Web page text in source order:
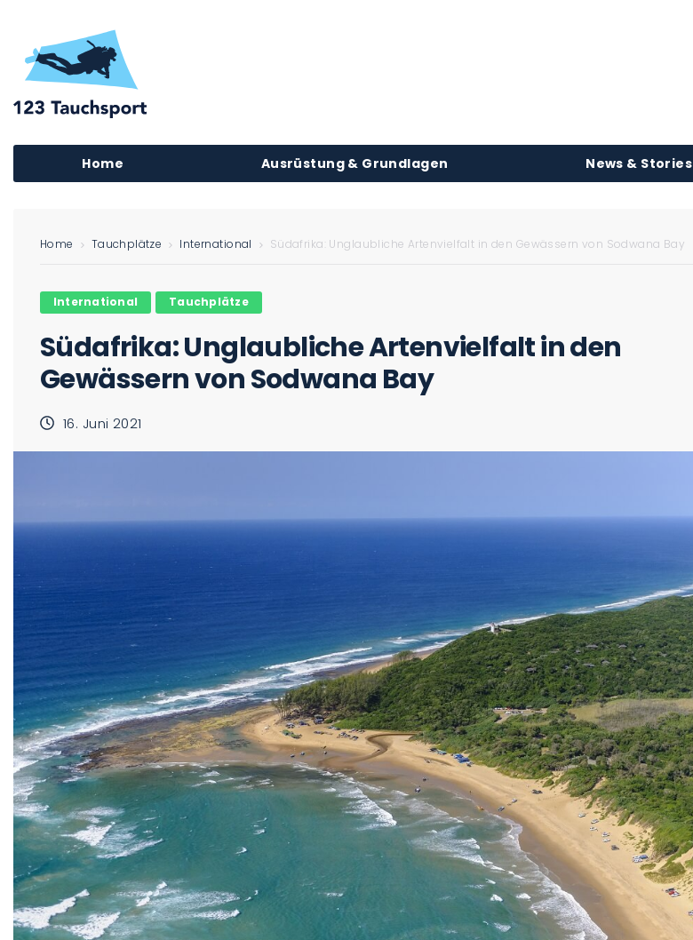
Home Ausrüstung & Grundlagen News & Stories
Home Tauchplätze International Südafrika: Unglaubliche Artenvielfalt in den Gewässern von Sodwana Bay
International Tauchplätze
Südafrika: Unglaubliche Artenvielfalt in den
Gewässern von Sodwana Bay
16. Juni 2021